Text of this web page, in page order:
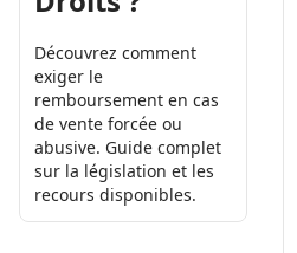
Découvrez comment
exiger le
remboursement en cas
de vente forcée ou
abusive. Guide complet
sur la législation et les
recours disponibles.